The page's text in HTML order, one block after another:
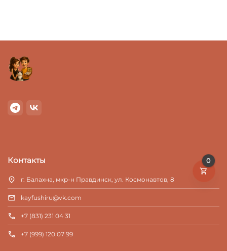
Контакты
г. Балахна, мкр-н Правдинск, ул. Космонавтов, 8
kayfushiru@vk.com
+7 (831) 231 04 31
+7 (999) 120 07 99
0